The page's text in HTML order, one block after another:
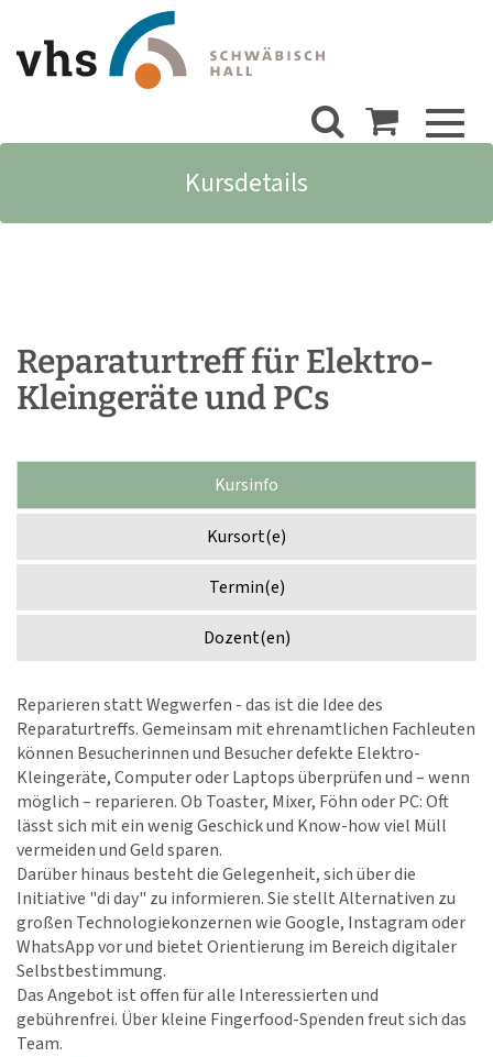
Kursdetails
Reparaturtreff für Elektro-
Kleingeräte und PCs
Kursinfo
Kursort(e)
Termin(e)
Dozent(en)
Reparieren statt Wegwerfen - das ist die Idee des
Reparaturtreffs. Gemeinsam mit ehrenamtlichen Fachleuten
können Besucherinnen und Besucher defekte Elektro-
Kleingeräte, Computer oder Laptops überprüfen und – wenn
möglich – reparieren. Ob Toaster, Mixer, Föhn oder PC: Oft
lässt sich mit ein wenig Geschick und Know-how viel Müll
vermeiden und Geld sparen.
Darüber hinaus besteht die Gelegenheit, sich über die
Initiative "di day" zu informieren. Sie stellt Alternativen zu
großen Technologiekonzernen wie Google, Instagram oder
WhatsApp vor und bietet Orientierung im Bereich digitaler
Selbstbestimmung.
Das Angebot ist offen für alle Interessierten und
gebührenfrei. Über kleine Fingerfood-Spenden freut sich das
Team.